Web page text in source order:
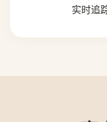
实时追